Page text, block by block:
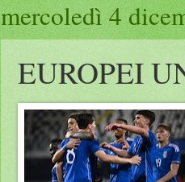
mercoledì 4
EUROPEI